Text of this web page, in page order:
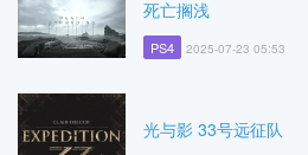
死亡搁浅
PS4 2025-07-23 05:53
光与影 33号远征队